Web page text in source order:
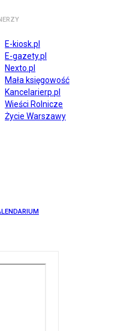
E-kiosk.pl
E-gazety.pl
Nexto.pl
Mała księgowość
Kancelarierp.pl
Wieści Rolnicze
Życie Warszawy